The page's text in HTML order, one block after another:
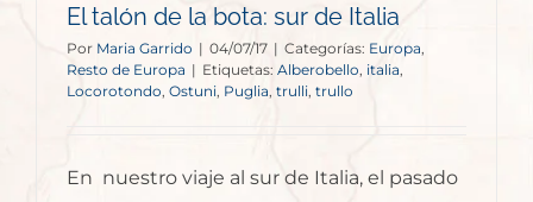
El talón de la bota: sur de Italia
Por Maria Garrido | 04/07/17 | Categorías: Europa
Resto de Europa | Etiquetas: Alberobello italia
Locorotondo Ostuni, Puglia trulli trullo
En nuestro viaje al sur de Italia, el pasado